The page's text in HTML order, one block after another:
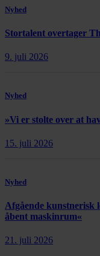
Nyhed
Stortalent overtager
9. juli 2026
Nyhed
»Vi er stolte over at
15. juli 2026
Nyhed
Afgående kunstnerisk
åbent maskinrum«
21. juli 2026